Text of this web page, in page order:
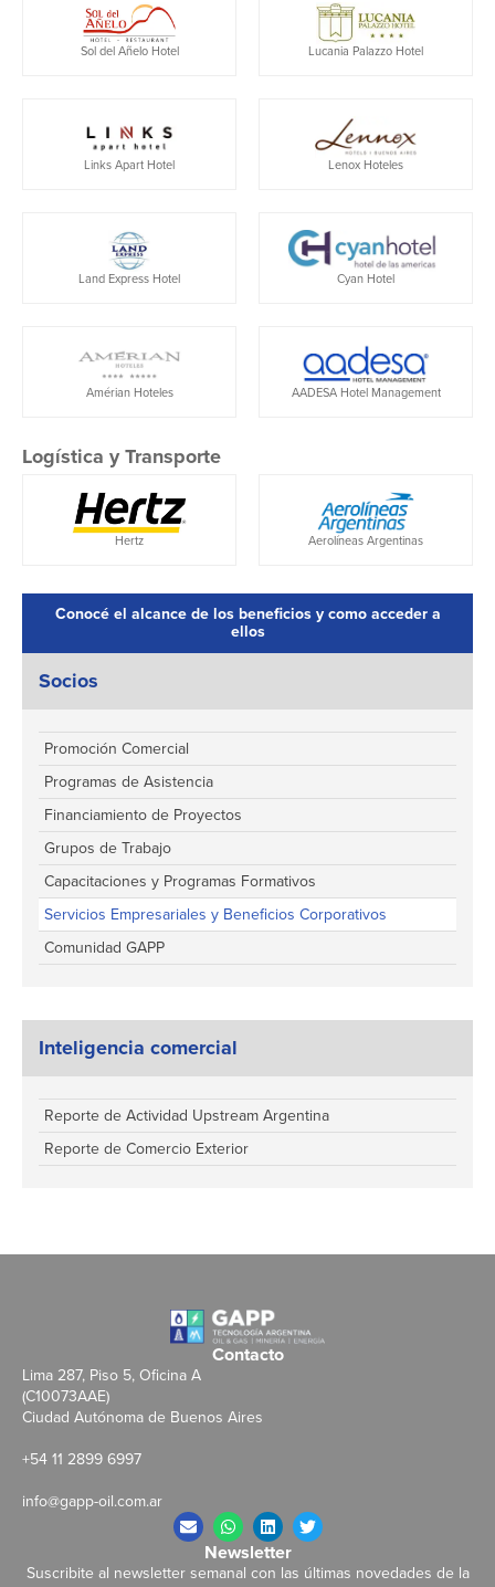
Socios
Promoción Comercial
Programas de Asistencia
Financiamiento de Proyectos
Grupos de Trabajo
Capacitaciones y Programas Formativos
Servicios Empresariales y Beneficios Corporativos
Comunidad GAPP
Inteligencia comercial
Reporte de Actividad Upstream Argentina
Reporte de Comercio Exterior
Sol del Añelo Hotel Lucania Palazzo Hotel
Links Apart Hotel Lenox Hoteles
Land Express Hotel Cyan Hotel
Amérian Hoteles AADESA Hotel Management
Logística y Transporte
Hertz Aerolíneas Argentinas
Conocé el alcance de los beneficios y como acceder a
ellos
Contacto
Lima 287, Piso 5, Oficina A
(C10073AAE)
Ciudad Autónoma de Buenos Aires
+54 11 2899 6997
info@gapp-oil.com.ar
Newsletter
Suscribite al newsletter semanal con las últimas novedades de la